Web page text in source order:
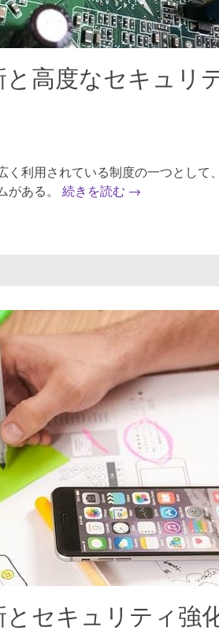
高度なセキュリ
く利用されている制度の一つとして
がある。 続きを読む →
セキュリティ強